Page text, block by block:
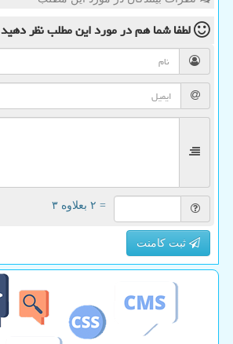
لطفا شما همدر مورد این مطلبنظر دهید
= ۲ بعلاوه ۳
ثبت کامنت